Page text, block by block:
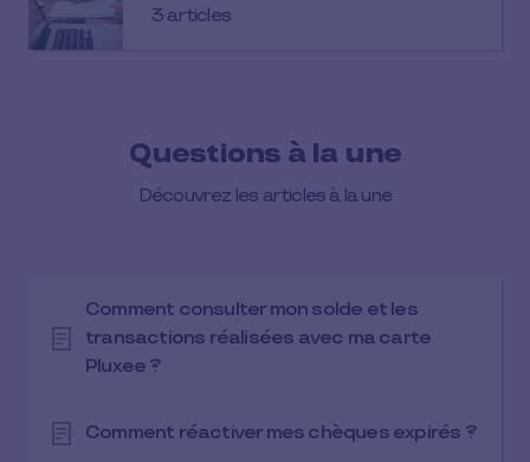
3 articles
Questions à la une
Découvrez les articles à la une
Comment consulter mon solde et les
transactions réalisées avec ma carte
Pluxee ?
Comment réactiver mes chèques expirés ?